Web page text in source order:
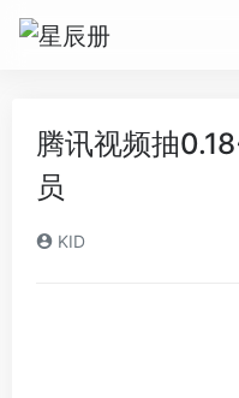
腾讯视频抽
员
KID